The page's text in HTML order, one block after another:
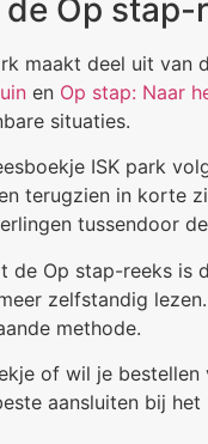
Op stap-
maakt deel uit van
en Op stap: Naar
situaties.
ISK park
terugzien in korte
tussendoor
de Op stap-reeks is
zelfstandig
methode.
of wil je
aansluiten bij het